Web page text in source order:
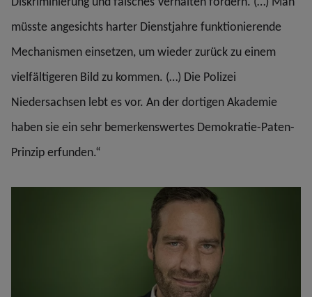
müsste angesichts harter Dienstjahre funktionierende
Mechanismen einsetzen, um wieder zurück zu einem
vielfältigeren Bild zu kommen. (…) Die Polizei
Niedersachsen lebt es vor. An der dortigen Akademie
haben sie ein sehr bemerkenswertes Demokratie-Paten-
Prinzip erfunden.“